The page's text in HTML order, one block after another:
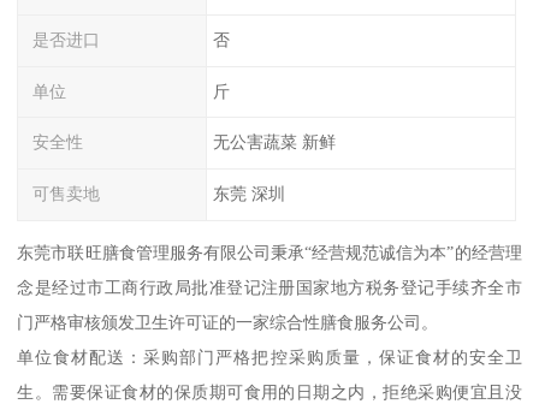
是否进口 否
单位 斤
安全性 无公害蔬菜 新鲜
可售卖地 东莞 深圳
东莞市联旺膳食管理服务有限公司秉承“经营规范诚信为本”的经营理
念是经过市工商行政局批准登记注册国家地方税务登记手续齐全市
门严格审核颁发卫生许可证的一家综合性膳食服务公司。
单位食材配送：采购部门严格把控采购质量，保证食材的安全卫
生。需要保证食材的保质期可食用的日期之内，拒绝采购便宜且没